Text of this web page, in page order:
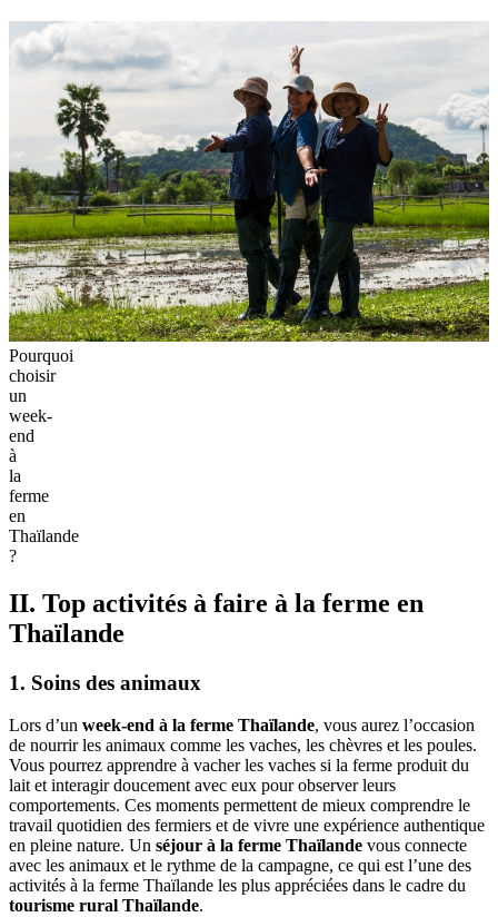
Pourquoi
choisir
un
week-
end
à
la
ferme
en
Thaïlande
?
II. Top activités à faire à la ferme en
Thaïlande
1. Soins des animaux
Lors d’un week-end à la ferme Thaïlande, vous aurez l’occasion
de nourrir les animaux comme les vaches, les chèvres et les poules.
Vous pourrez apprendre à vacher les vaches si la ferme produit du
lait et interagir doucement avec eux pour observer leurs
comportements. Ces moments permettent de mieux comprendre le
travail quotidien des fermiers et de vivre une expérience authentique
en pleine nature. Un séjour à la ferme Thaïlande vous connecte
avec les animaux et le rythme de la campagne, ce qui est l’une des
activités à la ferme Thaïlande les plus appréciées dans le cadre du
tourisme rural Thaïlande.